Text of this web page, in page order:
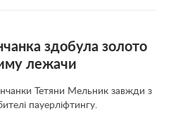
здобула золото
лежачи
Тетяни Мельник завжди з
пауерліфтингу.